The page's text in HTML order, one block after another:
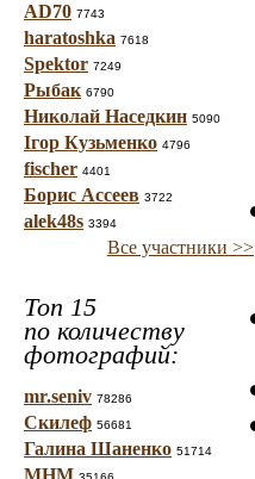
AD70 7743
haratoshka 7618
Spektor 7249
Рыбак 6790
Николай Наседкин 5090
Ігор Кузьменко 4796
fischer 4401
Борис Ассеев 3722
alek48s 3394
Все участники >>
Топ 15
по количеству
фотографий:
mr.seniv 78286
Скилеф 56681
Галина Шаненко 51714
МНМ